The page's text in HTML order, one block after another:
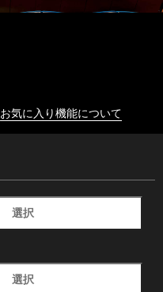
お気に入り機能について
選択
選択